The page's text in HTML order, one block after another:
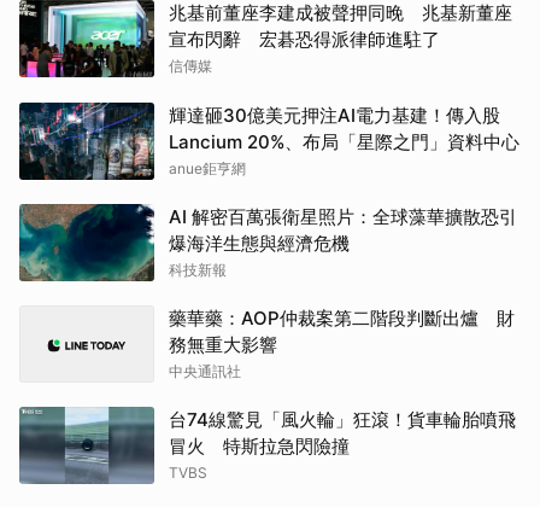
兆基前董座李建成被聲押同晚 兆基新董座
宣布閃辭 宏碁恐得派律師進駐了
信傳媒
輝達砸30億美元押注AI電力基建！傳入股
Lancium 20%、布局「星際之門」資料中心
anue鉅亨網
AI 解密百萬張衛星照片：全球藻華擴散恐引
爆海洋生態與經濟危機
科技新報
藥華藥：AOP仲裁案第二階段判斷出爐 財
務無重大影響
中央通訊社
台74線驚見「風火輪」狂滾！貨車輪胎噴飛
冒火 特斯拉急閃險撞
TVBS